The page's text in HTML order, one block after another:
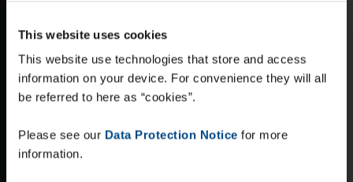
This website uses cookies
This website use technologies that store and access
information on your device. For convenience they will all
be referred to here as “cookies”.
Please see our Data Protection Notice for more
information.